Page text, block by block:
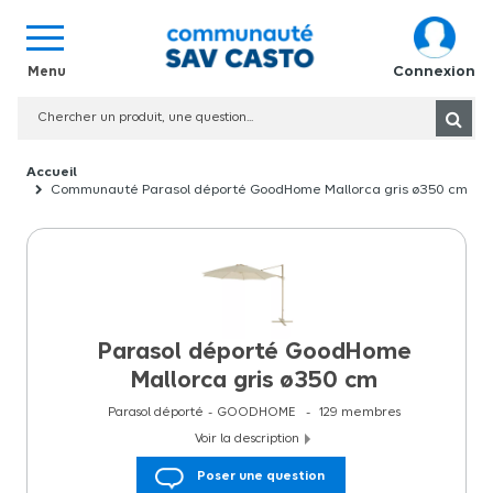
Connexion
Communauté Parasol déporté GoodHome Mallorca gris ø350 cm
Parasol déporté GoodHome
Mallorca gris ø350 cm
Parasol déporté GOODHOME 129 membres
Voir la description
lâ€™accessoire idéal pour créer une zone ombragée et agréable
Poser une question